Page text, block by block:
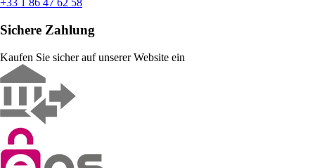
+33 1 86 47 62 58
Sichere Zahlung
Kaufen Sie sicher auf unserer Website ein